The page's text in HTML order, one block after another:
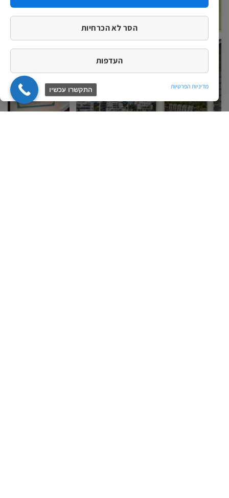
הסר לא הכרחיות
העדפות
מדיניות הפרטיות התקשרו עכשיו